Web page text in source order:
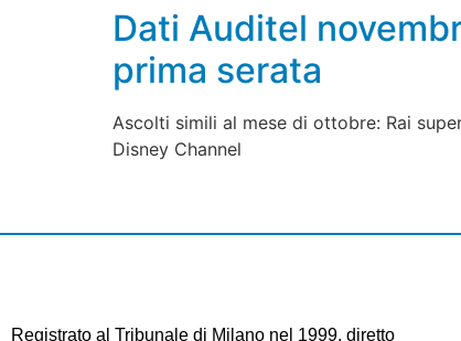
Dati Auditel
prima serata
Ascolti simili al mese di ottobre: Rai
Disney Channel
Registrato al Tribunale di Milano nel 1999, diretto